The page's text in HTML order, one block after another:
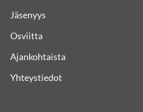
Jäsenyys
Osviitta
Ajankohtaista
Yhteystiedot